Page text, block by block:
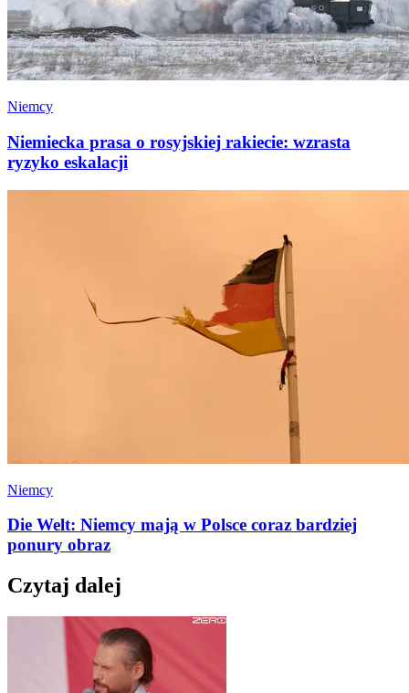
Niemcy
Niemiecka prasa o rosyjskiej rakiecie: wzrasta
ryzyko eskalacji
Niemcy
Die Welt: Niemcy mają w Polsce coraz bardziej
ponury obraz
Czytaj dalej